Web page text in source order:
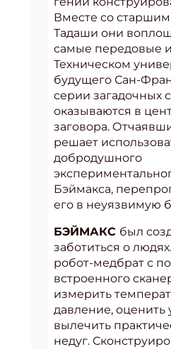
Вместе со
Тадаши они
самые передовые
Техническом
будущего Сан-
серии загадочных
оказываются в
заговора.
решает
добродушного
Бэймакса,
его в неуязвимую
БЭЙМАКС был
заботиться о
робот-медбрат с
встроенного
измерить
давление, оценить
вылечить
недуг.